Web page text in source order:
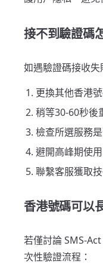
接不到驗證碼
如遇驗證碼接收失
更換其他香港
稍等30-60秒後
檢查所選服務
避開高峰期使用
聯繫客服獲取
香港號碼可以
若僅討論 SMS-
次性驗證流程：